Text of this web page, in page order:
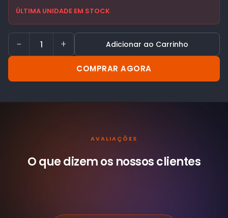
ÚLTIMA UNIDADE EM STOCK
− + Adicionar ao Carrinho
COMPRAR AGORA
AVALIAÇÕES
O que dizem os nossosclientes